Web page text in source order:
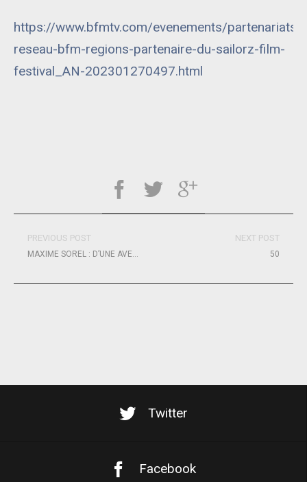
https://www.bfmtv.com/evenements/partenariats/
reseau-bfm-regions-partenaire-du-sailorz-film-
festival_AN-202301270497.html
PREVIOUS POST
MAXIME SOREL : D’UNE AVENTURE À L’AUTRE AVEC PASSION
NEXT POST
50
Twitter
Facebook